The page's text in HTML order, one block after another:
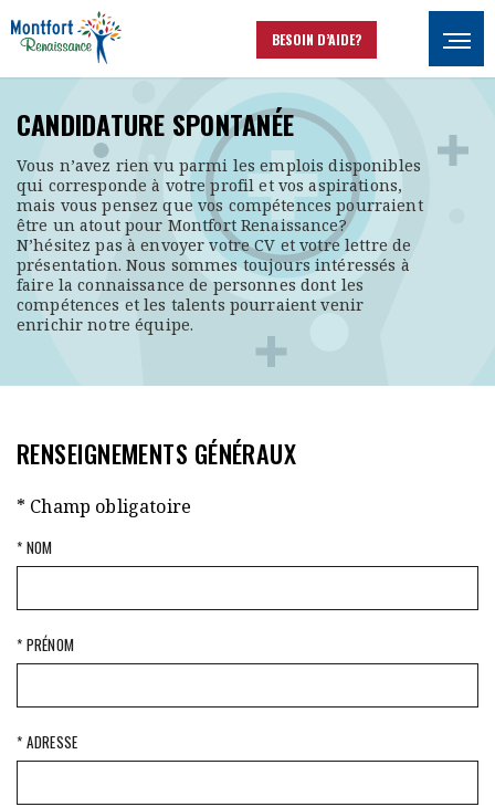
Aller au contenu principal
BESOIN D’AIDE?
CANDIDATURE SPONTANÉE
Vous n’avez rien vu parmi les emplois disponibles
qui corresponde à votre profil et vos aspirations,
mais vous pensez que vos compétences pourraient
être un atout pour Montfort Renaissance?
N’hésitez pas à envoyer votre CV et votre lettre de
présentation. Nous sommes toujours intéressés à
faire la connaissance de personnes dont les
compétences et les talents pourraient venir
enrichir notre équipe.
RENSEIGNEMENTS GÉNÉRAUX
* Champ obligatoire
* NOM
* PRÉNOM
* ADRESSE